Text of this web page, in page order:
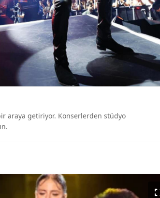
bir araya getiriyor. Konserlerden stüdyo